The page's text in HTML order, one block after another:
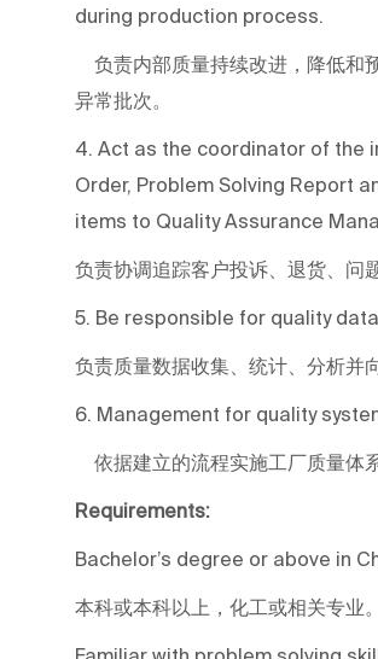
during production process.
负责内部质量持续改进，降低和
异常批次。
4. Act as the coordinator of the
Order, Problem Solving Report
items to Quality Assurance
负责协调追踪客户投诉、退货、问
5. Be responsible for quality
负责质量数据收集、统计、分析并
6. Management for quality
依据建立的流程实施工厂质量体
Requirements:
Bachelor’s degree or above in
本科或本科以上，化工或相关专业。